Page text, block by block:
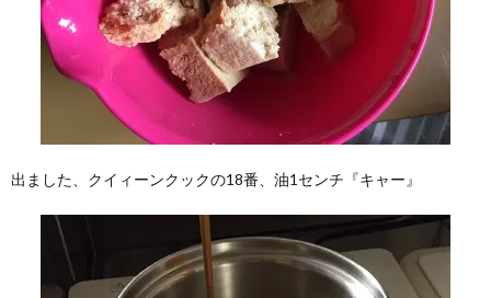
出ました、クイィーンクックの18番、油1センチ『キャー』